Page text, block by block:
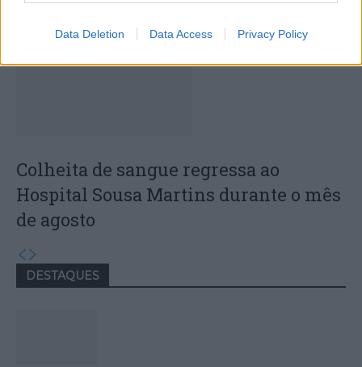
Data Deletion Data Access Privacy Policy
Colheita de sangue regressa ao
Hospital Sousa Martins durante o mês
de agosto
DESTAQUES